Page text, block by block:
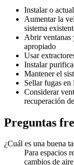
Instalar o
Aumentar la
sistema
Abrir ventanas
apropiado
Usar
Instalar
Mantener el
Sellar fugas en
Considerar
recuperación
Preguntas
¿Cuál es una buena
Para espacios
cambios de